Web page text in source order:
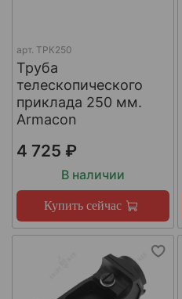
арт. ТРК250
Труба
телескопического
приклада 250 мм.
Armacon
4 725 ₽
В наличии
Купить сейчас